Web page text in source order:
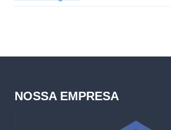
NOSSA EMPRESA